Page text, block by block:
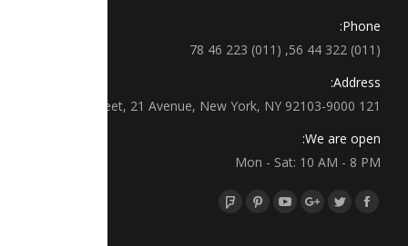
Phone:
(011) 322 44 56, (011) 223 46 78
Address:
121 Rock Sreet, 21 Avenue, New York, NY 92103-9000
We are open:
Mon - Sat: 10 AM - 8 PM
Find us on:
Facebook
Twitter
Google+
YouTube
Pinterest
Foursquare